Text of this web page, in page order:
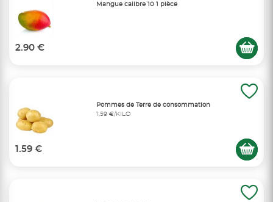
Mangue calibre 10 1 pièce
2.90 €
Pommes de Terre de consommation
1,59 €/KILO
1.59 €